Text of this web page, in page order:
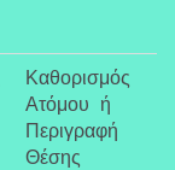
Καθορισμός
Ατόμου ή
Περιγραφή
Θέσης